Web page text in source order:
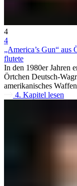
4
4
„America’s Gun“
flutete
In den 1980er Jahren
Örtchen Deutsch-
amerikanisches
4. Kapitel lesen